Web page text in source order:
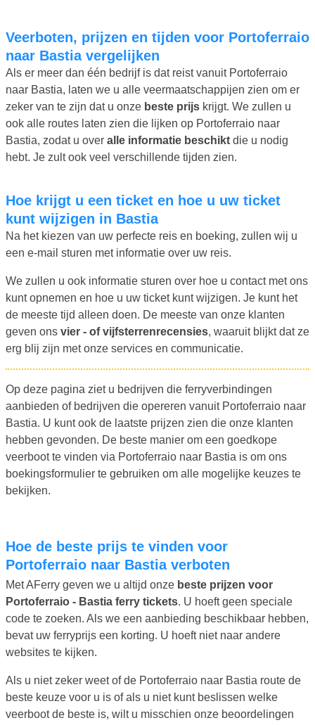
Veerboten, prijzen en tijden voor Portoferraio
naar Bastia vergelijken
Als er meer dan één bedrijf is dat reist vanuit Portoferraio
naar Bastia, laten we u alle veermaatschappijen zien om er
zeker van te zijn dat u onze beste prijs krijgt. We zullen u
ook alle routes laten zien die lijken op Portoferraio naar
Bastia, zodat u over alle informatie beschikt die u nodig
hebt. Je zult ook veel verschillende tijden zien.
Hoe krijgt u een ticket en hoe u uw ticket
kunt wijzigen in Bastia
Na het kiezen van uw perfecte reis en boeking, zullen wij u
een e-mail sturen met informatie over uw reis.
We zullen u ook informatie sturen over hoe u contact met ons
kunt opnemen en hoe u uw ticket kunt wijzigen. Je kunt het
de meeste tijd alleen doen. De meeste van onze klanten
geven ons vier - of vijfsterrenrecensies, waaruit blijkt dat ze
erg blij zijn met onze services en communicatie.
Op deze pagina ziet u bedrijven die ferryverbindingen
aanbieden of bedrijven die opereren vanuit Portoferraio naar
Bastia. U kunt ook de laatste prijzen zien die onze klanten
hebben gevonden. De beste manier om een goedkope
veerboot te vinden via Portoferraio naar Bastia is om ons
boekingsformulier te gebruiken om alle mogelijke keuzes te
bekijken.
Hoe de beste prijs te vinden voor
Portoferraio naar Bastia verboten
Met AFerry geven we u altijd onze beste prijzen voor
Portoferraio - Bastia ferry tickets. U hoeft geen speciale
code te zoeken. Als we een aanbieding beschikbaar hebben,
bevat uw ferryprijs een korting. U hoeft niet naar andere
websites te kijken.
Als u niet zeker weet of de Portoferraio naar Bastia route de
beste keuze voor u is of als u niet kunt beslissen welke
veerboot de beste is, wilt u misschien onze beoordelingen